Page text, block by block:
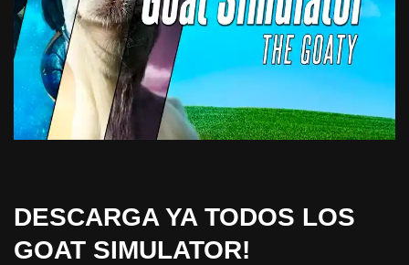
DESCARGA YA TODOS LOS
GOAT SIMULATOR!